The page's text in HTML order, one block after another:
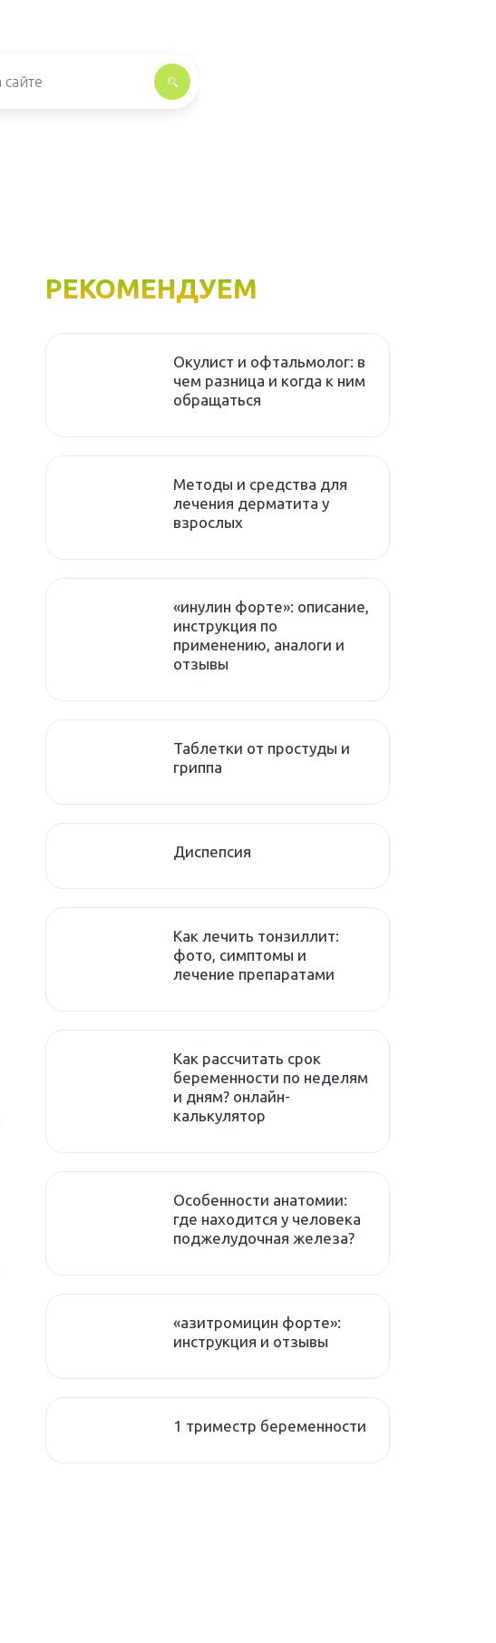
РЕКОМЕНДУЕМ
Окулист и офтальмолог: в
чем разница и когда к ним
обращаться
Методы и средства для
лечения дерматита у
взрослых
«инулин форте»: описание,
инструкция по
применению, аналоги и
отзывы
Таблетки от простуды и
гриппа
Диспепсия
Как лечить тонзиллит:
фото, симптомы и
лечение препаратами
Как рассчитать срок
беременности по неделям
и дням? онлайн-
калькулятор
Особенности анатомии:
где находится у человека
поджелудочная железа?
«азитромицин форте»:
инструкция и отзывы
1 триместр беременности